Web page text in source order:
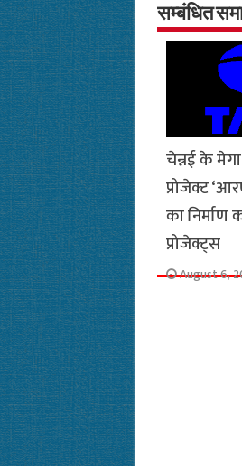
o
o
k
सम्बंधित
चेन्नई के
प्रोजेक्ट
का निर्माण
प्रोजेक्ट्स
August 6,